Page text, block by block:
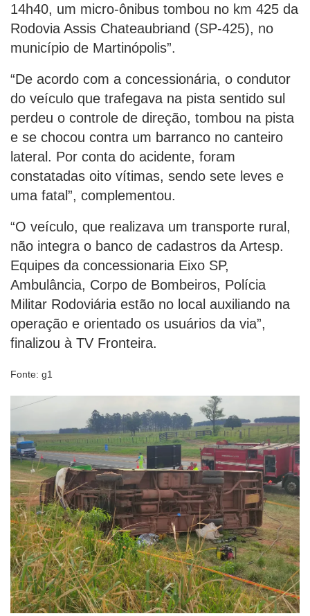
14h40, um micro-ônibus tombou no km 425 da
Rodovia Assis Chateaubriand (SP-425), no
município de Martinópolis”.
“De acordo com a concessionária, o condutor
do veículo que trafegava na pista sentido sul
perdeu o controle de direção, tombou na pista
e se chocou contra um barranco no canteiro
lateral. Por conta do acidente, foram
constatadas oito vítimas, sendo sete leves e
uma fatal”, complementou.
“O veículo, que realizava um transporte rural,
não integra o banco de cadastros da Artesp.
Equipes da concessionaria Eixo SP,
Ambulância, Corpo de Bombeiros, Polícia
Militar Rodoviária estão no local auxiliando na
operação e orientado os usuários da via”,
finalizou à TV Fronteira.
Fonte: g1